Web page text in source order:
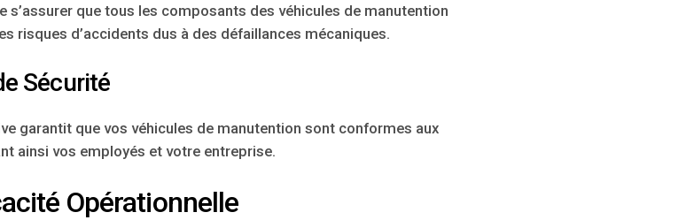
que tous les composants des véhicules de manutention
risques d’accidents dus à des défaillances mécaniques.
Sécurité
garantit que vos véhicules de manutention sont conformes aux
ainsi vos employés et votre entreprise.
Opérationnelle